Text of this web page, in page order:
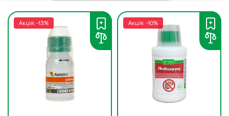
Акція: -13% Акція: -10%